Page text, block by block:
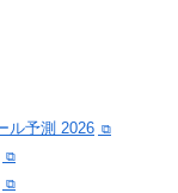
ル予測 2026